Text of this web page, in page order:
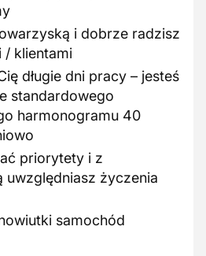
i dobrze radzisz
/ klientami
długie dni pracy – jesteś
standardowego
harmonogramu 40
priorytety i z
uwzględniasz życzenia
samochód